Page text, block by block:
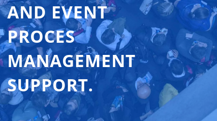
AND EVENT
PROCES
MANAGEMENT
SUPPORT.